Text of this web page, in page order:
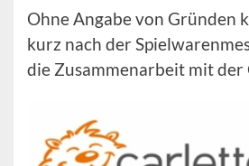
Ohne Angabe von Gründen
kurz nach der
die Zusammenarbeit mit der